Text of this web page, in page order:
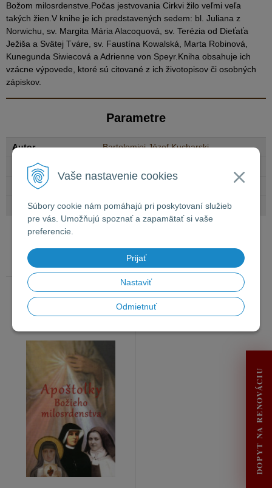
Vaše nastavenie cookies
Súbory cookie nám pomáhajú pri poskytovaní služieb
pre vás. Umožňujú spoznať a zapamätať si vaše
preferencie.
Prijať
Nastaviť
Odmietnuť
DOPYT NA RENOVÁCIU
Božom milosrdenstve.Počas jestvovania Cirkvi žilo veľmi veľa
takých žien.V knihe je ich predstavených sedem: bl. Juliana z
Norwichu, sv. Margita Mária Alacoquová, sv. Terézia od Dieťaťa
Ježiša a Svätej Tváre, sv. Faustína Kowalská, Marta Robinová,
Kunegunda Siwiecová a Adrienne von Speyr.Kniha obsahuje ich
vzácne výpovede, ktoré sú citované z ich životopisov či osobných
zápiskov.
Parametre
Autor
Bartolomiej Józef Kucharski
Počet strán
Rok vydania
Väzba
lepená / mäkká obálka
Naposledy navštívené
Apoštolky Božieho
milosrdenstva